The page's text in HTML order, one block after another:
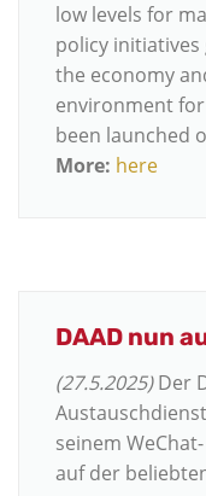
low levels for
policy
the economy
environment
been launched
More: here
DAAD nun
(27.5.2025)Der
seinem
auf der